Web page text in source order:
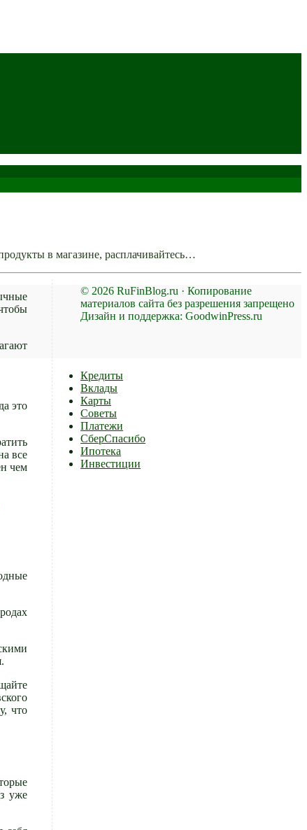
в магазине, расплачивайтесь…
это
все
чем
что
уже
© 2026 RuFinBlog.ru · Копирование
материалов сайта без разрешения запрещено
Дизайн и поддержка: GoodwinPress.ru
Кредиты
Вклады
Карты
Советы
Платежи
СберСпасибо
Ипотека
Инвестиции